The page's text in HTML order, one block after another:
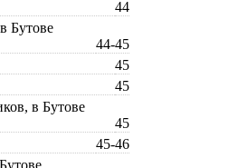
44
Бутове
44-45
45
45
в Бутове
45
45-46